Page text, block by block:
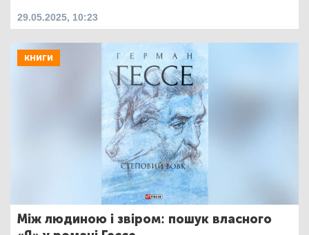
29.05.2025, 10:23
КНИГИ
Між людиною і звіром: пошук власного